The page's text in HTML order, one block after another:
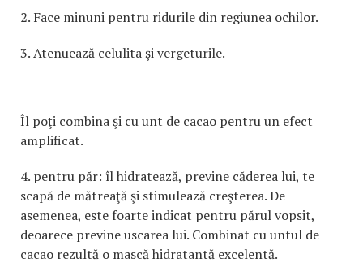
2. Face minuni pentru ridurile din regiunea ochilor.
3. Atenuează celulita şi vergeturile.
Îl poţi combina şi cu unt de cacao pentru un efect
amplificat.
4. pentru păr: îl hidratează, previne căderea lui, te
scapă de mătreaţă şi stimulează creşterea. De
asemenea, este foarte indicat pentru părul vopsit,
deoarece previne uscarea lui. Combinat cu untul de
cacao rezultă o mască hidratantă excelentă.